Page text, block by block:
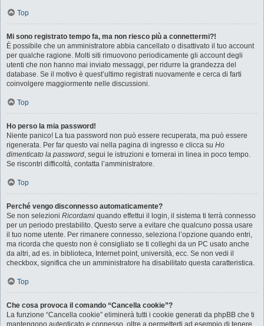
Top
Mi sono registrato tempo fa, ma non riesco più a connettermi?!
È possibile che un amministratore abbia cancellato o disattivato il tuo account
per qualche ragione. Molti siti rimuovono periodicamente gli account degli
utenti che non hanno mai inviato messaggi, per ridurre la grandezza del
database. Se il motivo è quest’ultimo registrati nuovamente e cerca di farti
coinvolgere maggiormente nelle discussioni.
Top
Ho perso la mia password!
Niente panico! La tua password non può essere recuperata, ma può essere
rigenerata. Per far questo vai nella pagina di ingresso e clicca su Ho
dimenticato la password, segui le istruzioni e tornerai in linea in poco tempo.
Se riscontri difficoltà, contatta l’amministratore.
Top
Perché vengo disconnesso automaticamente?
Se non selezioni Ricordami quando effettui il login, il sistema ti terrà connesso
per un periodo prestabilito. Questo serve a evitare che qualcuno possa usare
il tuo nome utente. Per rimanere connesso, seleziona l’opzione quando entri,
ma ricorda che questo non è consigliato se ti colleghi da un PC usato anche
da altri, ad es. in biblioteca, Internet point, università, ecc. Se non vedi il
checkbox, significa che un amministratore ha disabilitato questa caratteristica.
Top
Che cosa provoca il comando “Cancella cookie”?
La funzione “Cancella cookie” eliminerà tutti i cookie generati da phpBB che ti
mantengono autenticato e connesso, oltre a permetterti ad esempio di tenere